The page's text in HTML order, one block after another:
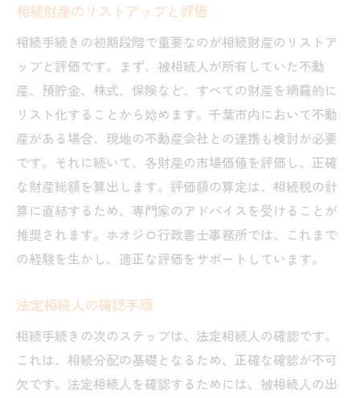
オンラインでの書類提出方法
役所での手続きの流れ
書類の保管方法と期間
相続手続きの専門家が教える千葉市の書類準備
のコツ
専門家に相談するメリット
書類準備の効率化方法
よくあるミスを防ぐチェックリスト
プロが教える書類整理術
千葉市で相続手続きをスムーズに進めるために
必要な書類と方法
相続財産のリストアップと評価
相続手続きの初期段階で重要なのが相続財産のリストア
ップと評価です。まず、被相続人が所有していた不動
産、預貯金、株式、保険など、すべての財産を網羅的に
リスト化することから始めます。千葉市内において不動
産がある場合、現地の不動産会社との連携も検討が必要
です。それに続いて、各財産の市場価値を評価し、正確
な財産総額を算出します。評価額の算定は、相続税の計
算に直結するため、専門家のアドバイスを受けることが
推奨されます。ホオジロ行政書士事務所では、これまで
の経験を生かし、適正な評価をサポートしています。
法定相続人の確認手順
相続手続きの次のステップは、法定相続人の確認です。
これは、相続分配の基礎となるため、正確な確認が不可
欠です。法定相続人を確認するためには、被相続人の出